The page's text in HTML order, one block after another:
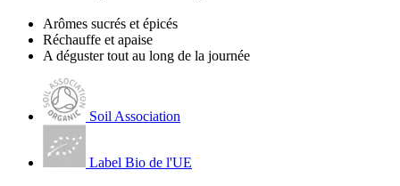
Arômes sucrés et épicés
Réchauffe et apaise
A déguster tout au long de la journée
Soil Association
Label Bio de l'UE